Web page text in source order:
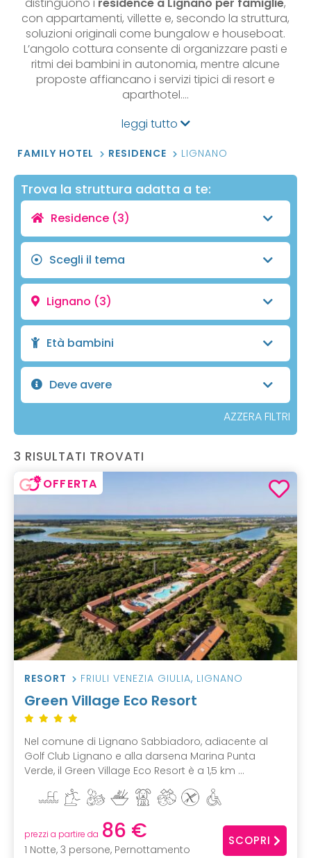
con appartamenti, villette e, secondo la struttura,
soluzioni originali come bungalow e houseboat.
L’angolo cottura consente di organizzare pasti e
ritmi dei bambini in autonomia, mentre alcune
proposte affiancano i servizi tipici di resort e
aparthotel.…
leggi tutto
FAMILY HOTEL RESIDENCE LIGNANO
Trova la struttura adatta a te:
Residence (3)
Scegli il tema
Lignano (3)
Età bambini
Deve avere
AZZERA FILTRI
3 RISULTATI TROVATI
OFFERTA
RESORT FRIULI VENEZIA GIULIA, LIGNANO
Green Village Eco Resort
Nel comune di Lignano Sabbiadoro, adiacente al
Golf Club Lignano e alla darsena Marina Punta
Verde, il Green Village Eco Resort è a 1,5 km ...
prezzi a partire da 86 €
1 Notte, 3 persone, Pernottamento
SCOPRI